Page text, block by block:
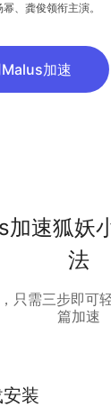
、龚俊领衔主演。
加速
速狐妖
法
只需三步即可
篇加速
装